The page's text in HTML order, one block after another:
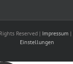
Reserved | Impressum |
Einstellungen